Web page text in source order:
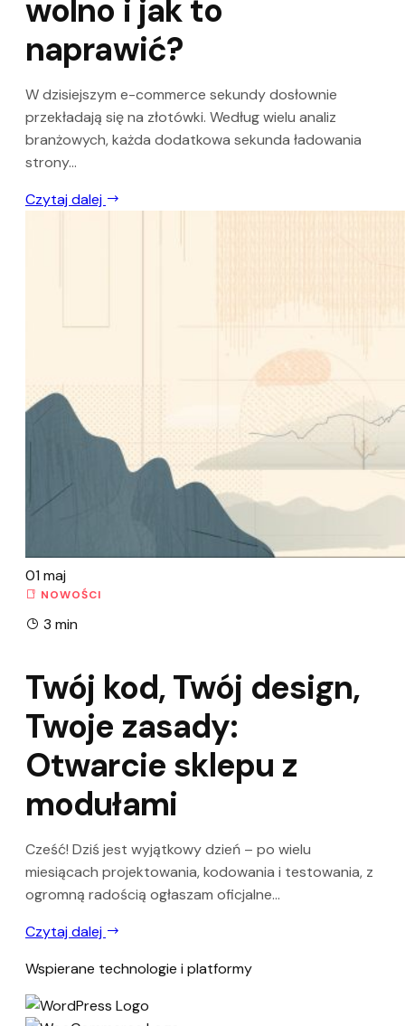
wolno i jak to
naprawić?
W dzisiejszym e-commerce sekundy dosłownie
przekładają się na złotówki. Według wielu analiz
branżowych, każda dodatkowa sekunda ładowania
strony...
Czytaj dalej
01 maj
NOWOŚCI
3 min
Twój kod, Twój design,
Twoje zasady:
Otwarcie sklepu z
modułami
Cześć! Dziś jest wyjątkowy dzień – po wielu
miesiącach projektowania, kodowania i testowania, z
ogromną radością ogłaszam oficjalne...
Czytaj dalej
Wspierane technologie i platformy